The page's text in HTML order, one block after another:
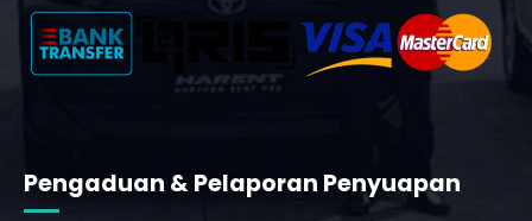
Pengaduan & Pelaporan Penyuapan